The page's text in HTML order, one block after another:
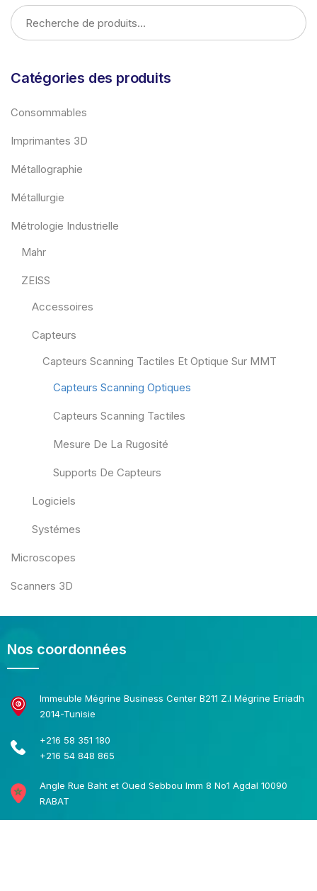
Catégories des produits
Consommables
Imprimantes 3D
Métallographie
Métallurgie
Métrologie Industrielle
Mahr
ZEISS
Accessoires
Capteurs
Capteurs Scanning Tactiles Et Optique Sur MMT
Capteurs Scanning Optiques
Capteurs Scanning Tactiles
Mesure De La Rugosité
Supports De Capteurs
Logiciels
Systémes
Microscopes
Scanners 3D
Nos coordonnées
Immeuble Mégrine Business Center B211 Z.I Mégrine Erriadh
2014-Tunisie
+216 58 351 180
+216 54 848 865
Angle Rue Baht et Oued Sebbou Imm 8 No1 Agdal 10090
RABAT